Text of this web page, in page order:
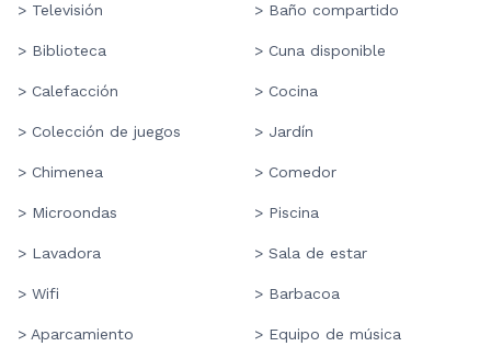
> Televisión > Baño compartido
> Biblioteca > Cuna disponible
> Calefacción > Cocina
> Colección de juegos > Jardín
> Chimenea > Comedor
> Microondas > Piscina
> Lavadora > Sala de estar
> Wifi > Barbacoa
> Aparcamiento > Equipo de música